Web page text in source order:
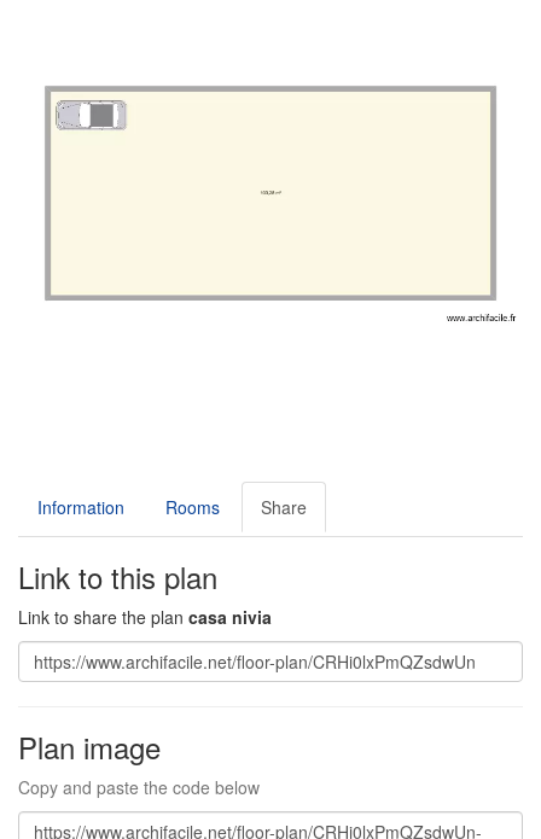
Information Rooms Share
Link to this plan
Link to share the plan casa nivia
Plan image
Copy and paste the code below